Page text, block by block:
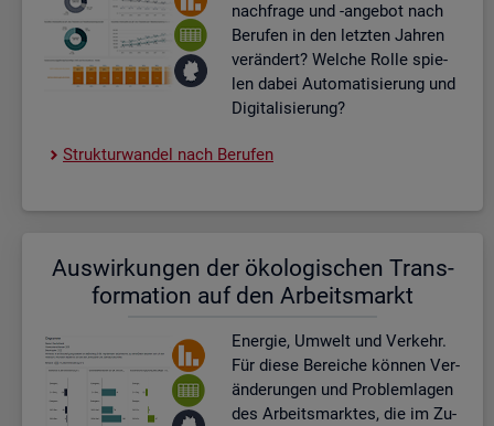
nach­fra­ge und -an­ge­bot nach
Be­ru­fen in den letz­ten Jah­ren
ver­än­dert? Wel­che Rolle spie­
len dabei Au­to­ma­ti­sie­rung und
Di­gi­ta­li­sie­rung?
Struk­tur­wan­del nach Be­ru­fen
Aus­wir­kun­gen der öko­lo­gi­schen Trans­
for­ma­ti­on auf den Ar­beits­markt
En­er­gie, Um­welt und Ver­kehr.
Für diese Be­rei­che kön­nen Ver­
än­de­run­gen und Pro­blem­la­gen
des Ar­beits­mark­tes, die im Zu­